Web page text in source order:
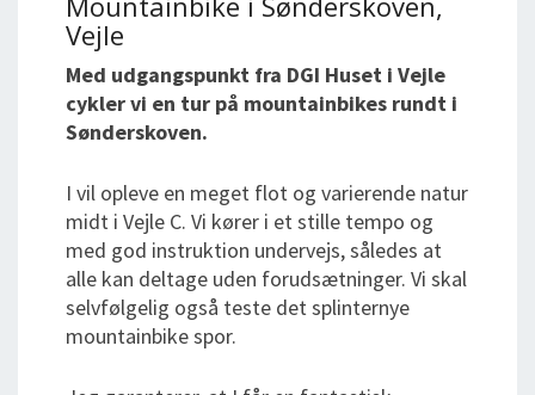
Vejle
Med udgangspunkt fra DGI Huset i Vejle
cykler vi en tur på mountainbikes rundt i
Sønderskoven.
I vil opleve en meget flot og varierende natur
midt i Vejle C. Vi kører i et stille tempo og
med god instruktion undervejs, således at
alle kan deltage uden forudsætninger. Vi skal
selvfølgelig også teste det splinternye
mountainbike spor.